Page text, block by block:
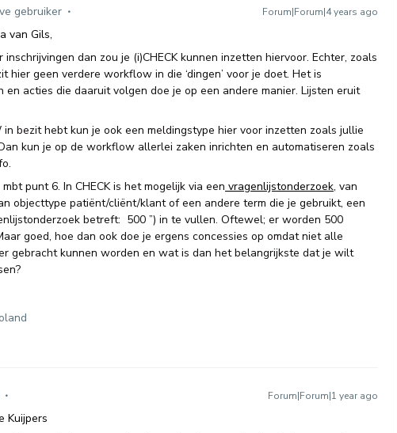
gebruiker Forum|Forum|4 years ago
van Gils,
dan zou je (i)CHECK kunnen inzetten hiervoor. Echter, zoals
hier geen verdere workflow in die ‘dingen’ voor je doet. Het is
en acties die daaruit volgen doe je op een andere manier. Lijsten eruit
in bezit hebt kun je ook een meldingstype hier voor inzetten zoals jullie
kun je op de workflow allerlei zaken inrichten en automatiseren zoals
punt 6. In CHECK is het mogelijk via een vragenlijstonderzoek, van
objecttype patiënt/cliënt/klant of een andere term die je gebruikt, een
betreft: 500 ”) in te vullen. Oftewel; er worden 500
goed, hoe dan ook doe je ergens concessies op omdat niet alle
gebracht kunnen worden en wat is dan het belangrijkste dat je wilt
Forum|Forum|1 year ago
Kuijpers